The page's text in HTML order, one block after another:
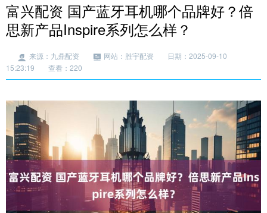
富兴配资 国产蓝牙耳机哪个品牌好？倍
思新产品Inspire系列怎么样？
来源：九鼎配资 网站：胜宇配资
日期：2025-09-10
15:23:19
查看：220